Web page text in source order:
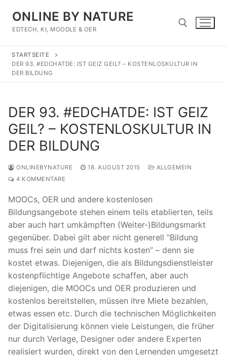
Inhalt
springen
ONLINE BY NATURE
EDTECH, KI, MOODLE & OER
Suchen nach:
STARTSEITE
DER 93. #EDCHATDE: IST GEIZ GEIL? – KOSTENLOSKULTUR IN
DER BILDUNG
DER 93. #EDCHATDE: IST GEIZ
GEIL? – KOSTENLOSKULTUR IN
DER BILDUNG
ONLINEBYNATURE 18. AUGUST 2015
ALLGEMEIN
4 KOMMENTARE
MOOCs, OER und andere kostenlosen
Bildungsangebote stehen einem teils etablierten, teils
aber auch hart umkämpften (Weiter-)Bildungsmarkt
gegenüber. Dabei gilt aber nicht generell “Bildung
muss frei sein und darf nichts kosten” – denn sie
kostet etwas. Diejenigen, die als Bildungsdienstleister
kostenpflichtige Angebote schaffen, aber auch
diejenigen, die MOOCs und OER produzieren und
kostenlos bereitstellen, müssen ihre Miete bezahlen,
etwas essen etc. Durch die technischen Möglichkeiten
der Digitalisierung können viele Leistungen, die früher
nur durch Verlage, Designer oder andere Experten
realisiert wurden, direkt von den Lernenden umgesetzt